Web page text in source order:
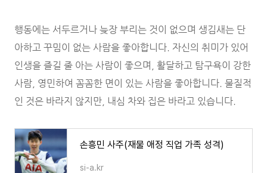
행동에는 서두르거나 늦장 부리는 것이 없으며 생김새는 단
아하고 꾸밈이 없는 사람을 좋아합니다. 자신의 취미가 있어
인생을 즐길 줄 아는 사람이 좋으며, 활달하고 탐구욕이 강한
사람, 영민하여 꼼꼼한 면이 있는 사람을 좋아합니다. 물질적
인 것은 바라지 않지만, 내심 차와 집은 바라고 있습니다.
손흥민 사주(재물 애정 직업 가족 성격)
si-a.kr